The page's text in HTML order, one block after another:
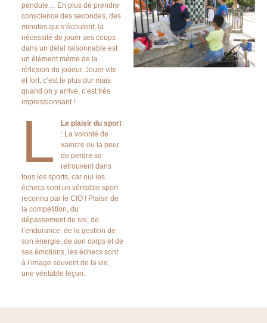
pendule… En plus de prendre
conscience des secondes, des
minutes qui s’écoulent, la
nécessité de jouer ses coups
dans un délai raisonnable est
un élément même de la
réflexion du joueur. Jouer vite
et fort, c’est le plus dur mais
quand on y arrive, c’est très
impressionnant !
L
Le plaisir du sport
: La volonté de
vaincre ou la peur
de perdre se
retrouvent dans
tous les sports, car oui les
échecs sont un véritable sport
reconnu par le CIO ! Plaisir de
la compétition, du
dépassement de soi, de
l’endurance, de la gestion de
son énergie, de son corps et de
ses émotions, les échecs sont
à l’image souvent de la vie,
une véritable leçon.